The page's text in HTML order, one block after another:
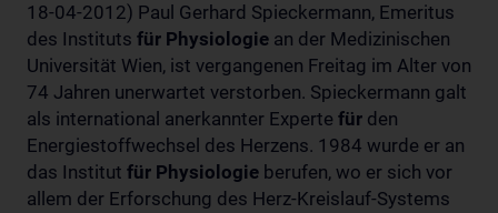
18-04-2012) Paul Gerhard Spieckermann, Emeritus
des Instituts für Physiologie an der Medizinischen
Universität Wien, ist vergangenen Freitag im Alter von
74 Jahren unerwartet verstorben. Spieckermann galt
als international anerkannter Experte für den
Energiestoffwechsel des Herzens. 1984 wurde er an
das Institut für Physiologie berufen, wo er sich vor
allem der Erforschung des Herz-Kreislauf-Systems